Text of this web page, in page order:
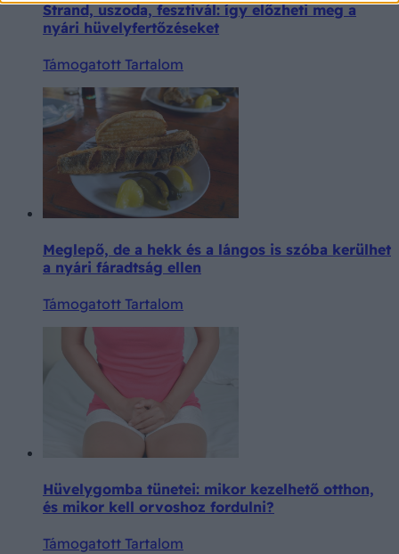
Strand, uszoda, fesztivál: így előzheti meg a
nyári hüvelyfertőzéseket
Támogatott Tartalom
Meglepő, de a hekk és a lángos is szóba kerülhet
a nyári fáradtság ellen
Támogatott Tartalom
Hüvelygomba tünetei: mikor kezelhető otthon,
és mikor kell orvoshoz fordulni?
Támogatott Tartalom